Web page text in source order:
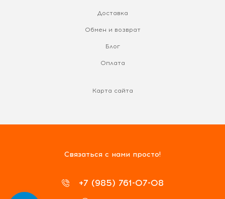
Доставка
Обмен и возврат
Блог
Оплата
Карта сайта
Связаться с нами просто!
+7 (985) 761-07-08